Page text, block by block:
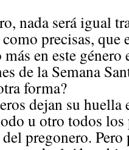
nada será igual
precisas, que
en este género
de la Semana
forma?
dejan su huella
u otro todos los
pregonero.